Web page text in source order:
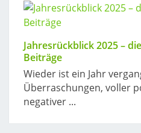
Jahresrückblick 2025 –
Beiträge
Wieder ist ein Jahr
Überraschungen, voller
negativer ...